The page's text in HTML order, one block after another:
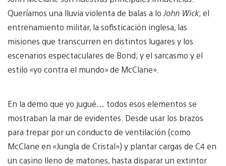
Queríamos una lluvia violenta de balas a lo John Wick; el
entrenamiento militar, la sofisticación inglesa, las
misiones que transcurren en distintos lugares y los
escenarios espectaculares de Bond; y el sarcasmo y el
estilo «yo contra el mundo» de McClane».
En la demo que yo jugué… todos esos elementos se
mostraban la mar de evidentes. Desde usar los brazos
para trepar por un conducto de ventilación (como
McClane en «Jungla de Cristal») y plantar cargas de C4 en
un casino lleno de matones, hasta disparar un extintor